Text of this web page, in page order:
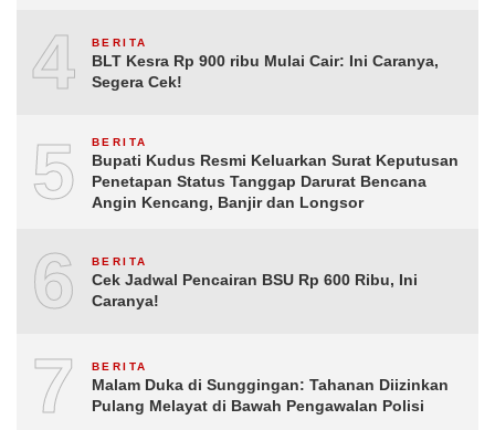
4 BERITA
BLT Kesra Rp 900 ribu Mulai Cair: Ini Caranya,
Segera Cek!
5 BERITA
Bupati Kudus Resmi Keluarkan Surat Keputusan
Penetapan Status Tanggap Darurat Bencana
Angin Kencang, Banjir dan Longsor
6 BERITA
Cek Jadwal Pencairan BSU Rp 600 Ribu, Ini
Caranya!
7 BERITA
Malam Duka di Sunggingan: Tahanan Diizinkan
Pulang Melayat di Bawah Pengawalan Polisi